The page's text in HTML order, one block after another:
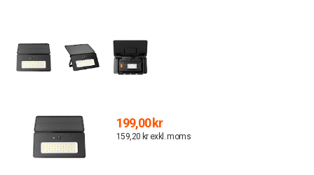
199,00 kr
159,20 kr exkl. moms